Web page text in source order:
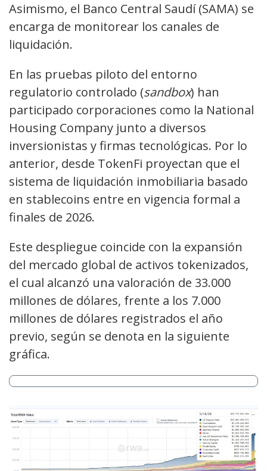
Asimismo, el Banco Central Saudí (SAMA) se
encarga de monitorear los canales de
liquidación.
En las pruebas piloto del entorno
regulatorio controlado (sandbox) han
participado corporaciones como la National
Housing Company junto a diversos
inversionistas y firmas tecnológicas. Por lo
anterior, desde TokenFi proyectan que el
sistema de liquidación inmobiliaria basado
en stablecoins entre en vigencia formal a
finales de 2026.
Este despliegue coincide con la expansión
del mercado global de activos tokenizados,
el cual alcanzó una valoración de 33.000
millones de dólares, frente a los 7.000
millones de dólares registrados el año
previo, según se denota en la siguiente
gráfica.